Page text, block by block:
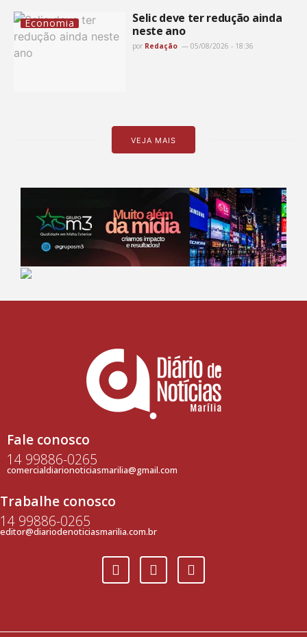
Economia
Selic deve ter redução ainda
neste ano
por Redação 05/08/2026 - 18:36
VEJA MAIS
Fale conosco
14 99886-0265
comercialdiarionoticiasmarilia@gmail.com
Trabalhe conosco
14 99886-0265
editor@diariodenoticiasmarilia.com.br